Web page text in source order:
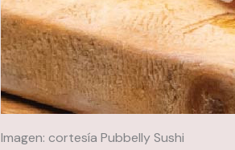
Imagen: cortesía Pubbelly Sushi